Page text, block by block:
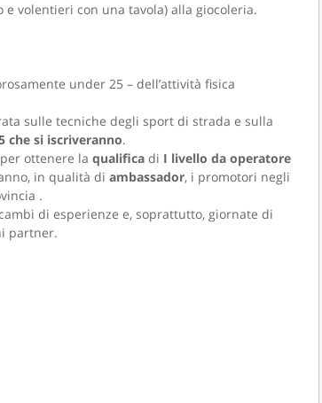
e volentieri con una tavola) alla giocoleria.
under 25 – dell’attività fisica
sulle tecniche degli sport di strada e sulla
che si iscriveranno.
ottenere la qualifica di I livello da operatore
in qualità di ambassador, i promotori negli
.
di esperienze e, soprattutto, giornate di
partner.